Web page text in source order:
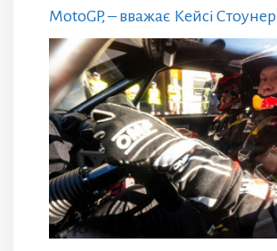
MotoGP, – вважає Кейсі Стоунер